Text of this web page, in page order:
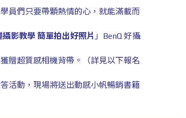
員們只要帶顆熱情的心，就能滿載而
影教學 簡單拍出好照片 」BenQ 好攝
贈超質感相機背帶。（詳見以下報名
活動，現場將送出動感小帆暢銷書籍